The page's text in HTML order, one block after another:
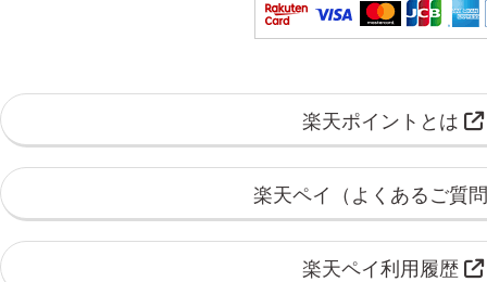
楽天ポイントとは
楽天ペイ（よくあるご質
楽天ペイ利用履歴